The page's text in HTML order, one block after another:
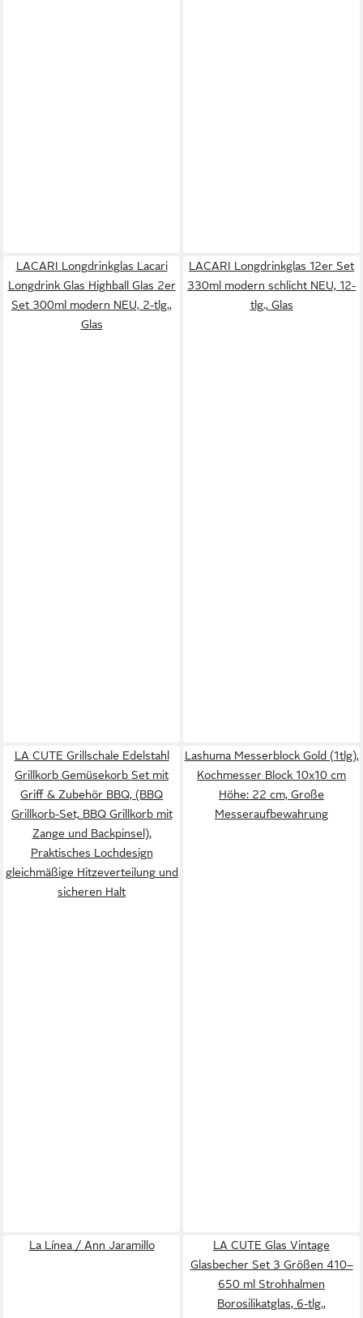
LACARI Longdrinkglas Lacari
Longdrink Glas Highball Glas 2er
Set 300ml modern NEU, 2-tlg.,
Glas
LACARI Longdrinkglas 12er Set
330ml modern schlicht NEU, 12-
tlg., Glas
LA CUTE Grillschale Edelstahl
Grillkorb Gemüsekorb Set mit
Griff & Zubehör BBQ, (BBQ
Grillkorb-Set, BBQ Grillkorb mit
Zange und Backpinsel),
Praktisches Lochdesign
gleichmäßige Hitzeverteilung und
sicheren Halt
Lashuma Messerblock Gold (1tlg),
Kochmesser Block 10x10 cm
Höhe: 22 cm, Große
Messeraufbewahrung
La Línea / Ann Jaramillo
LA CUTE Glas Vintage
Glasbecher Set 3 Größen 410–
650 ml Strohhalmen
Borosilikatglas, 6-tlg.,